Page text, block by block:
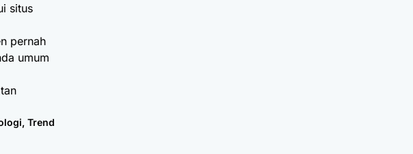
situs
pernah
umum
, Trend